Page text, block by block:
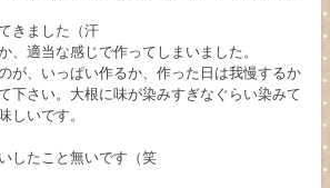
きました（汗
、適当な感じで作ってしまいました。
が、いっぱい作るか、作った日は我慢するか
下さい。大根に味が染みすぎなぐらい染みて
しいです。
したこと無いです（笑